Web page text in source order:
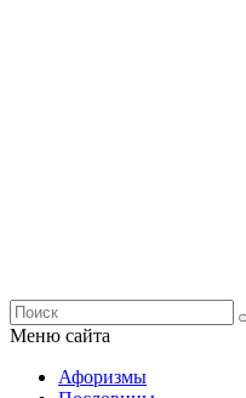
Меню сайта
Афоризмы